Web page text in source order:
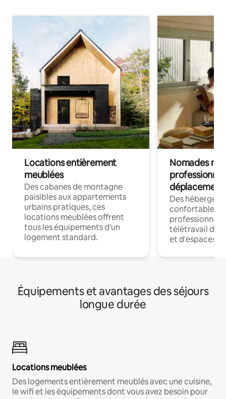
Locations entièrement
meublées
Des cabanes de montagne
paisibles aux appartements
urbains pratiques, ces
locations meublées offrent
tous les équipements d'un
logement standard.
Nomades
déplacement
Des
confortables
professionnels
télétravail
et d'espaces
Équipements et avantages des séjours
longue durée
Locations meublées
Des logements entièrement meublés avec une cuisine,
le wifi et les équipements dont vous avez besoin pour